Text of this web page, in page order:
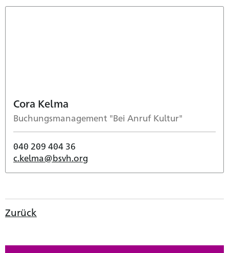
Cora Kelma
Buchungsmanagement "Bei Anruf Kultur"
040 209 404 36
c.kelma@bsvh.org
Zurück